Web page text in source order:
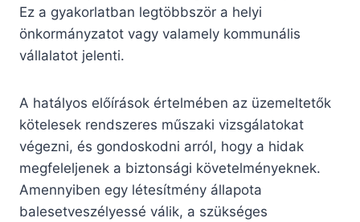
Ez a gyakorlatban legtöbbször a helyi
önkormányzatot vagy valamely kommunális
vállalatot jelenti.
A hatályos előírások értelmében az üzemeltetők
kötelesek rendszeres műszaki vizsgálatokat
végezni, és gondoskodni arról, hogy a hidak
megfeleljenek a biztonsági követelményeknek.
Amennyiben egy létesítmény állapota
balesetveszélyessé válik, a szükséges